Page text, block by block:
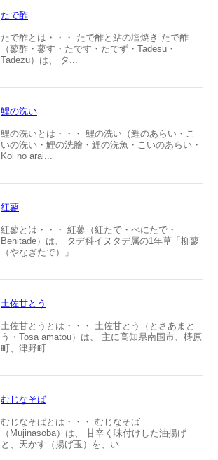
たで酢
たで酢とは・・・ たで酢と鮎の塩焼き たで酢
（蓼酢・蓼す・たです・たでず・Tadesu・
Tadezu）は、 タ...
鯉の洗い
鯉の洗いとは・・・ 鯉の洗い（鯉のあらい・こ
いの洗い・鯉の洗膾・鯉の洗魚・こいのあらい・
Koi no arai...
紅蓼
紅蓼とは・・・ 紅蓼（紅たで・べにたで・
Benitade）は、 タデ科イヌタデ属の1年草「柳蓼
（やなぎたで）」...
土佐甘とう
土佐甘とうとは・・・ 土佐甘とう（とさあまと
う・Tosa amatou）は、 主に高知県南国市、梼原
町、津野町...
むじなそば
むじなそばとは・・・ むじなそば
（Mujinasoba）は、 甘辛く味付けした油揚げ
と、天かす（揚げ玉）を、い...